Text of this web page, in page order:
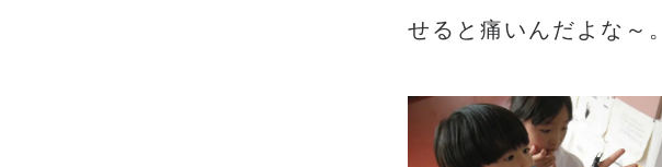
せると痛いんだよな～。